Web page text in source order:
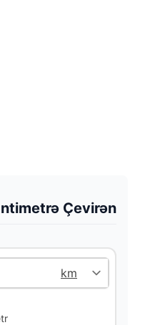
Çevirən